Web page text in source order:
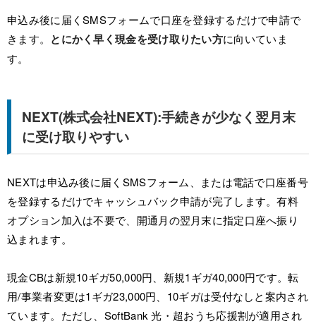
申込み後に届くSMSフォームで口座を登録するだけで申請で
きます。 とにかく早く現金を受け取りたい方に向いていま
す。
NEXT(株式会社NEXT):手続きが少なく翌月末
に受け取りやすい
NEXTは申込み後に届くSMSフォーム、または電話で口座番号
を登録するだけでキャッシュバック申請が完了します。有料
オプション加入は不要で、開通月の翌月末に指定口座へ振り
込まれます。
現金CBは新規10ギガ50,000円、新規1ギガ40,000円です。転
用/事業者変更は1ギガ23,000円、10ギガは受付なしと案内され
ています。ただし、SoftBank 光・超おうち応援割が適用され